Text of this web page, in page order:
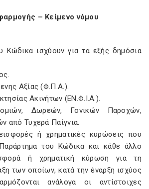
– Κείμενο νόμου
Κώδικα ισχύουν για τα εξής δημόσια
Αξίας (Φ.Π.Α.).
Ακινήτων (ΕΝ.Φ.Ι.Α.).
Δωρεών, Γονικών Παροχών,
από Τυχερά Παίγνια.
ή χρηματικές κυρώσεις που
του Κώδικα και κάθε άλλο
ή χρηματική κύρωση για τη
των οποίων, κατά την έναρξη ισχύος
ανάλογα οι αντίστοιχες